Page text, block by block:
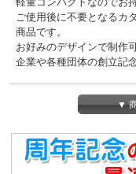
ご使用後に不要となるカ
商品です。
お好みのデザインで制作
企業や各種団体の創立記
パソコンやスマホに不慣
せる事ができますので、
※価格には600円（税抜
一回の購入金額が10万
数料として別途10,000円
▼